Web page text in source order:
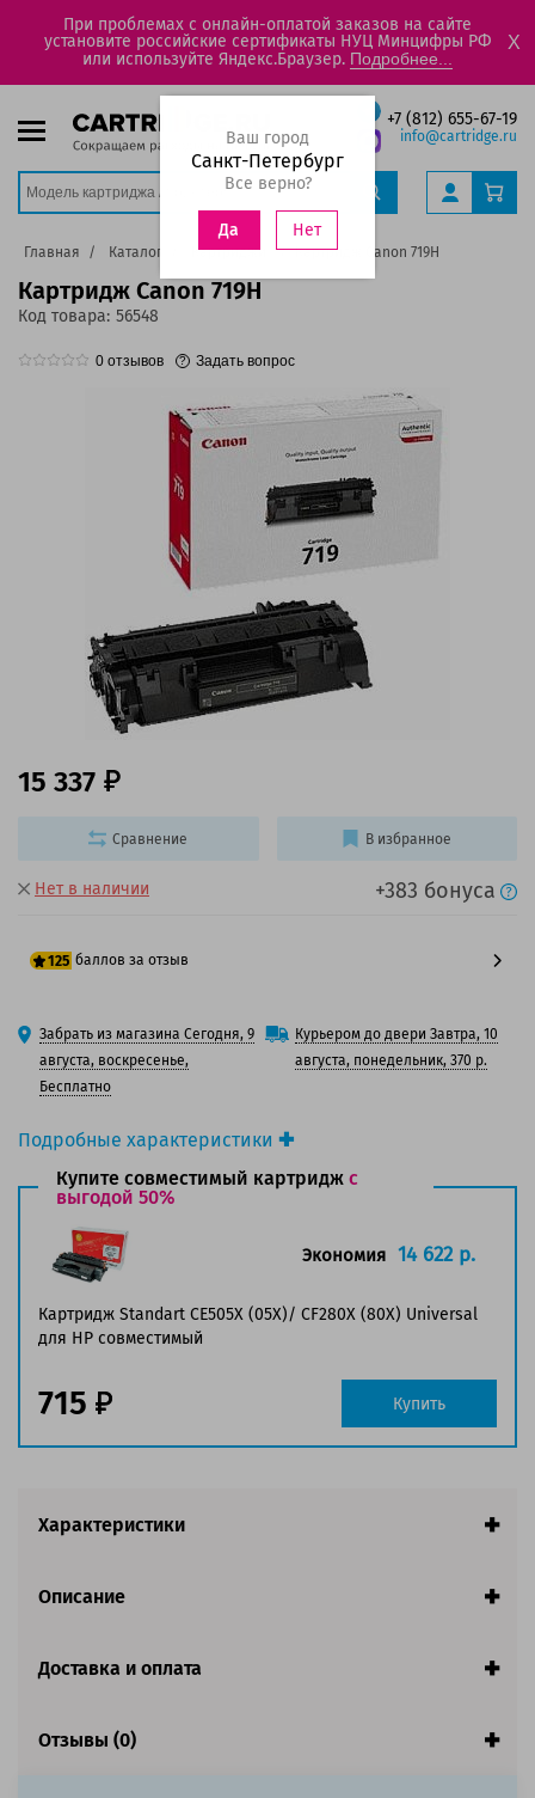
При проблемах с онлайн-оплатой заказов на сайте
установите российские сертификаты НУЦ Минцифры РФ
или используйте Яндекс.Браузер. Подробнее...
X
+7 (812) 655-67-19
info@cartridge.ru
Ваш город
Санкт-Петербург
Все верно?
Да Нет
Главная Каталог Картриджи Картридж Canon 719H
Картридж Canon 719H
Код товара: 56548
0 отзывов Задать вопрос
Подробные характеристики
Производитель принтера:Canon
Производитель:Canon
Вид товара:
Оригинальность:
Оригинальный
Цвет:Черный
Ресурс:6 400 страниц формата А4 при 5%
заполнении страницы.
Совместим с аппаратами
Нет в наличии +383 бонуса
15 337
125 баллов за отзыв
100 баллов
125 баллов
Забрать из магазина Сегодня, 9
августа, воскресенье,
Бесплатно
Курьером до двери Завтра, 10
августа, понедельник, 370 р.
Сравнение В избранное
Купите совместимый картридж с
выгодой 50%
Картридж Standart CE505X (05X)/ CF280X (80X) Universal
для HP совместимый
Экономия 14 622 р.
715 Купить
Характеристики
Описание
Доставка и оплата
Отзывы (0)